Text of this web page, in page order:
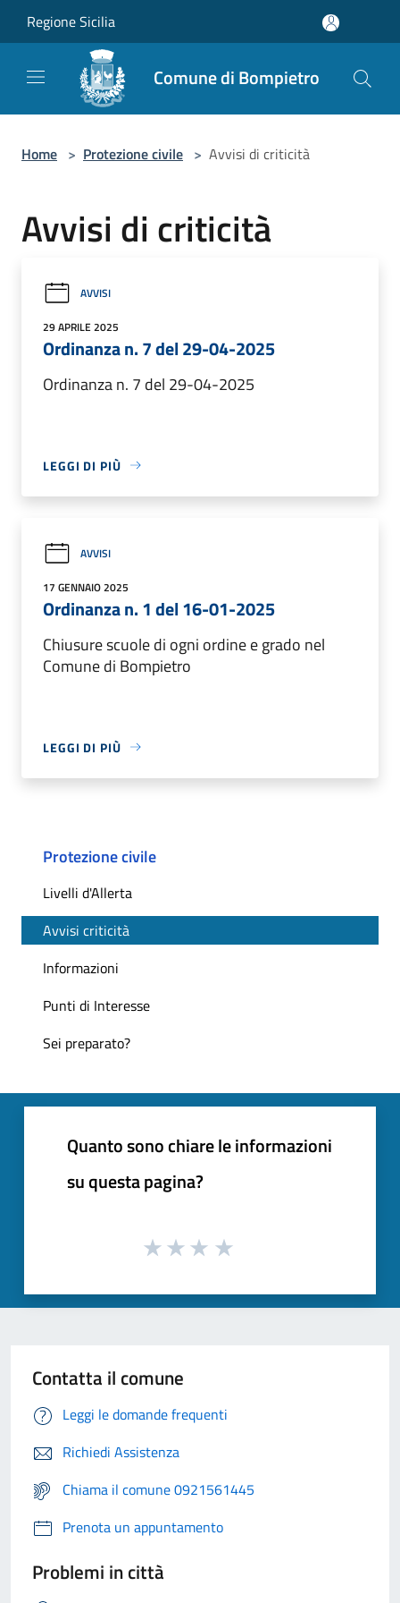
Regione Sicilia
Comune di Bompietro
Home > Protezione civile > Avvisi di criticità
Avvisi di criticità
AVVISI
29 APRILE 2025
Ordinanza n. 7 del 29-04-2025
Ordinanza n. 7 del 29-04-2025
LEGGI DI PIÙ
AVVISI
17 GENNAIO 2025
Ordinanza n. 1 del 16-01-2025
Chiusure scuole di ogni ordine e grado nel
Comune di Bompietro
LEGGI DI PIÙ
Protezione civile
Livelli d'Allerta
Avvisi criticità
Informazioni
Punti di Interesse
Sei preparato?
Quanto sono chiare le informazioni
su questa pagina?
Contatta il comune
Leggi le domande frequenti
Richiedi Assistenza
Chiama il comune 0921561445
Prenota un appuntamento
Problemi in città